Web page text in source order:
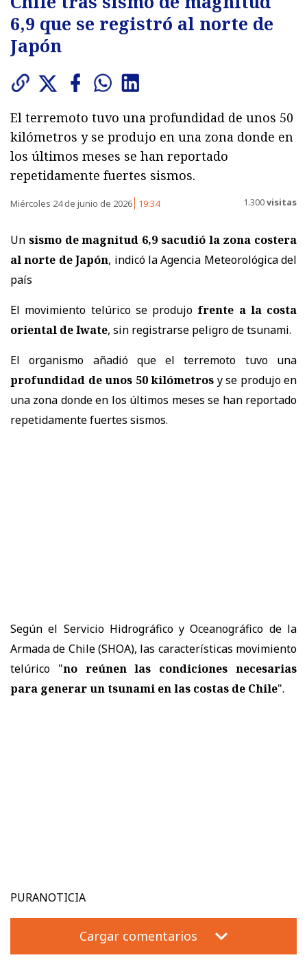
6,9 que se registró al norte de
Japón
El terremoto tuvo una profundidad de unos 50
kilómetros y se produjo en una zona donde en
los últimos meses se han reportado
repetidamente fuertes sismos.
Miércoles 24 de junio de 2026 19:34 1.300visitas
Un sismo de magnitud 6,9 sacudió la zona costera
al norte de Japón, indicó la Agencia Meteorológica del
país
El movimiento telúrico se produjo frente a la costa
oriental de Iwate, sin registrarse peligro de tsunami.
El organismo añadió que el terremoto tuvo una
profundidad de unos 50 kilómetros y se produjo en
una zona donde en los últimos meses se han reportado
repetidamente fuertes sismos.
Según el Servicio Hidrográfico y Oceanográfico de la
Armada de Chile (SHOA), las características movimiento
telúrico "no reúnen las condiciones necesarias
para generar un tsunami en las costas de Chile".
PURANOTICIA
Cargar comentarios